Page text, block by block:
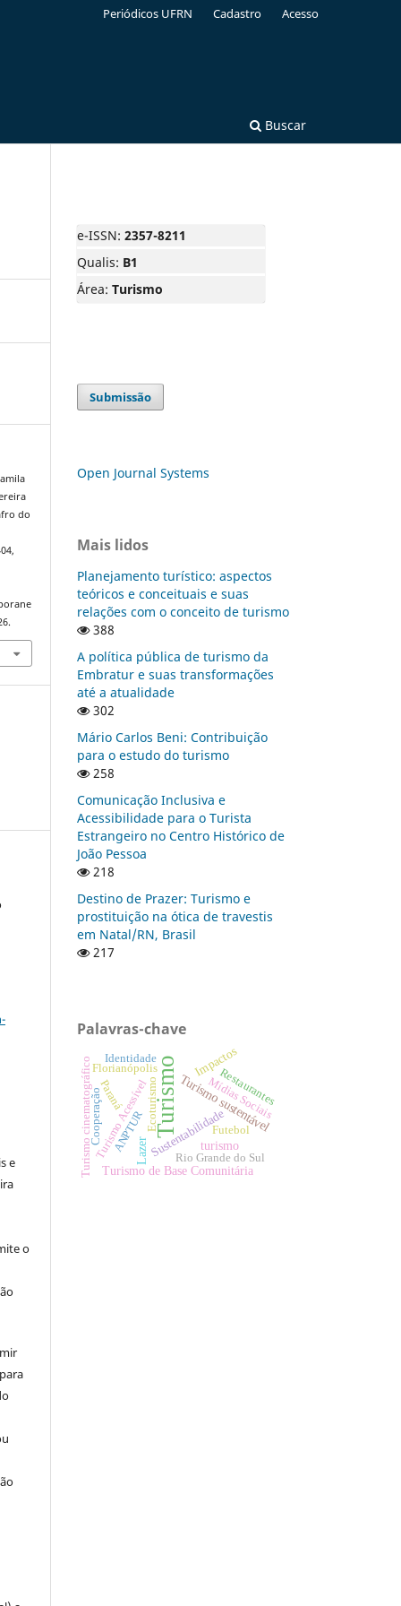
Buscar
Periódicos UFRN Cadastro Acesso
do
e
o
e-ISSN: 2357-8211
Qualis: B1
Área: Turismo
Submissão
Open Journal Systems
Mais lidos
Planejamento turístico: aspectos
teóricos e conceituais e suas
relações com o conceito de turismo
388
A política pública de turismo da
Embratur e suas transformações
até a atualidade
302
Mário Carlos Beni: Contribuição
para o estudo do turismo
258
Comunicação Inclusiva e
Acessibilidade para o Turista
Estrangeiro no Centro Histórico de
João Pessoa
218
Destino de Prazer: Turismo e
prostituição na ótica de travestis
em Natal/RN, Brasil
217
Palavras-chave
TurismoTurismo sustentável
turismo
Impactos
LazerSustentabilidade
Turismo de Base Comunitária
Ecoturismo
Florianópolis
Turismo cinematográfico Mídias Sociais
Turismo Acessível Restaurantes
Paraná
Identidade
Rio Grande do Sul
Futebol
ANPTUR
Cooperação